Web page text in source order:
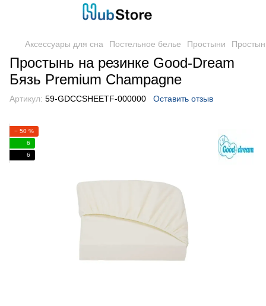
Аксессуары для сна Постельное белье Простыни
Простынь на резинке Good-Dream
Бязь Premium Champagne
Артикул: 59-GDCCSHEETF-000000 Оставить отзыв
− 50 %
6
6